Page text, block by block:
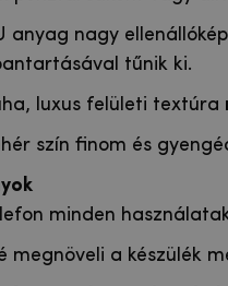
anyag nagy
tűnik ki.
luxus felületi textúra
szín finom és
minden
megnöveli a készülék